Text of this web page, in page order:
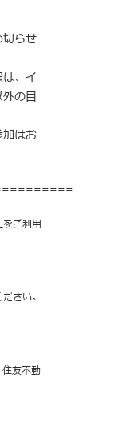
らせ
、イ
の目
はお
ご利用
さい。
友不動